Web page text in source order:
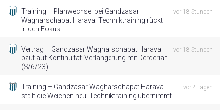
Training – Planwechsel bei Gandzasar
Wagharschapat Harava: Techniktraining rückt
in den Fokus.
vor 18 Stunden
Vertrag – Gandzasar Wagharschapat Harava
baut auf Kontinuität: Verlängerung mit Derderian
(S/6/23).
vor 18 Stunden
Training – Gandzasar Wagharschapat Harava
stellt die Weichen neu: Techniktraining übernimmt.
vor 2 Tagen